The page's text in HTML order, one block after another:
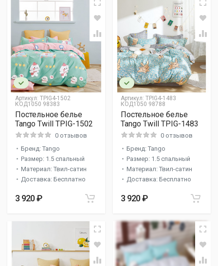
Артикул: TPIG4-1502
КОД1050 98383
Постельное белье
Tango Twill TPIG-1502
0 отзывов
Бренд: Tango
Размер: 1.5 спальный
Материал: Твил-сатин
Доставка: Бесплатно
3 920 ₽
Артикул: TPIG4-1483
КОД1050 98788
Постельное белье
Tango Twill TPIG-1483
0 отзывов
Бренд: Tango
Размер: 1.5 спальный
Материал: Твил-сатин
Доставка: Бесплатно
3 920 ₽